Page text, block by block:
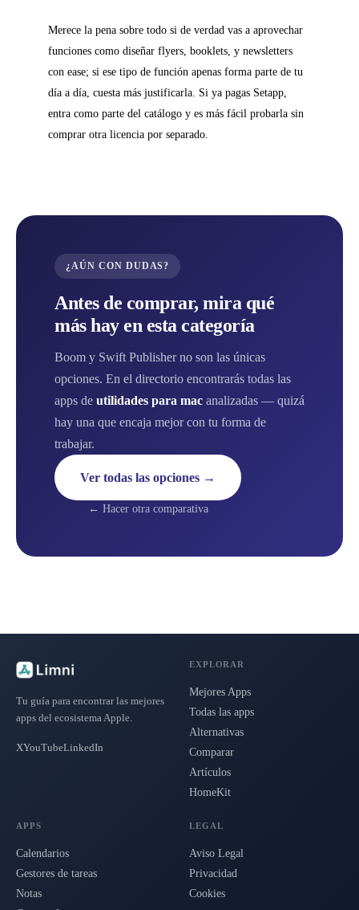
Merece la pena sobre todo si de verdad vas a aprovechar
funciones como diseñar flyers, booklets, y newsletters
con ease; si ese tipo de función apenas forma parte de tu
día a día, cuesta más justificarla. Si ya pagas Setapp,
entra como parte del catálogo y es más fácil probarla sin
comprar otra licencia por separado.
¿AÚN CON DUDAS?
Antes de comprar, mira qué
más hay en esta categoría
Boom y Swift Publisher no son las únicas
opciones. En el directorio encontrarás todas las
apps de utilidades para mac analizadas — quizá
hay una que encaja mejor con tu forma de
trabajar.
Ver todas las opciones →
← Hacer otra comparativa
Tu guía para encontrar las mejores
apps del ecosistema Apple.
XYouTubeLinkedIn
EXPLORAR
Mejores Apps
Todas las apps
Alternativas
Comparar
Artículos
HomeKit
APPS
Calendarios
Gestores de tareas
Notas
LEGAL
Aviso Legal
Privacidad
Cookies